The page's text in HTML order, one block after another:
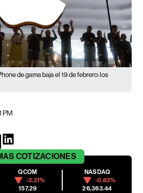
de gama baja el 19 de febrero: los
PM
COTIZACIONES
QCOM
-3.31%
157.29
NASDAQ
-0.83%
26,363.44